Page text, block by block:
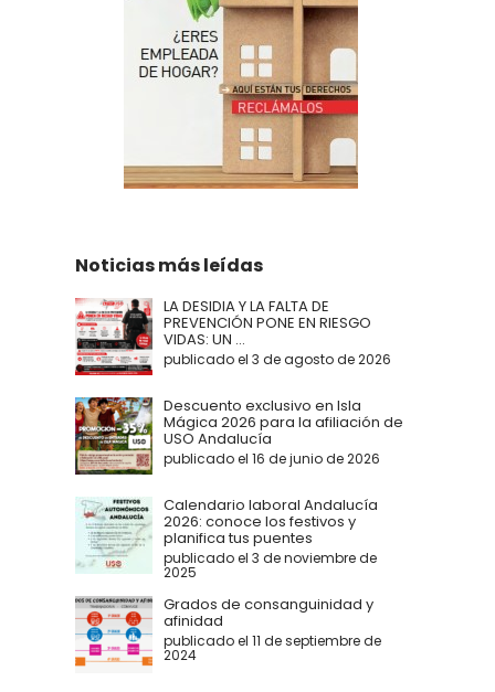
Noticias más leídas
LA DESIDIA Y LA FALTA DE
PREVENCIÓN PONE EN RIESGO
VIDAS: UN ...
publicado el 3 de agosto de 2026
Descuento exclusivo en Isla
Mágica 2026 para la afiliación de
USO Andalucía
publicado el 16 de junio de 2026
Calendario laboral Andalucía
2026: conoce los festivos y
planifica tus puentes
publicado el 3 de noviembre de
2025
Grados de consanguinidad y
afinidad
publicado el 11 de septiembre de
2024